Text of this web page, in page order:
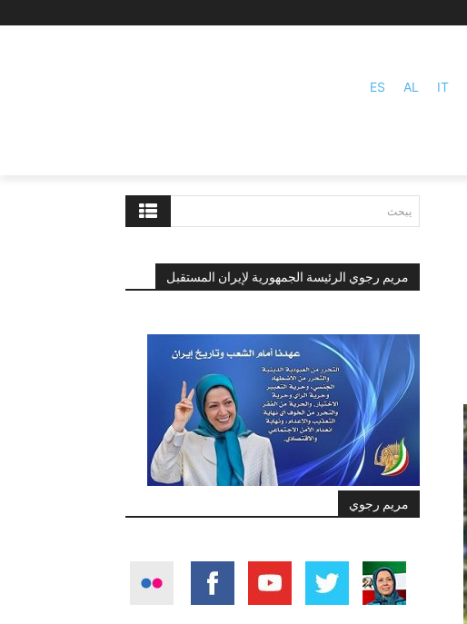
ES AL IT
يبحث
مريم رجوي الرئيسة الجمهورية لإيران المستقبل
مريم رجوي